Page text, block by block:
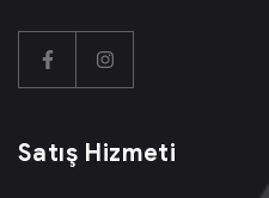
Satış Hizmeti